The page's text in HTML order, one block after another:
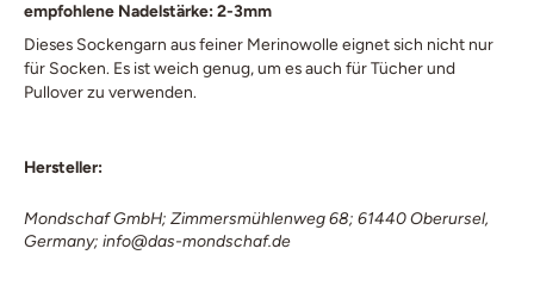
empfohlene Nadelstärke: 2-3mm
Dieses Sockengarn aus feiner Merinowolle eignet sich nicht nur
für Socken. Es ist weich genug, um es auch für Tücher und
Pullover zu verwenden.
Hersteller:
Mondschaf GmbH; Zimmersmühlenweg 68; 61440 Oberursel,
Germany; info@das-mondschaf.de